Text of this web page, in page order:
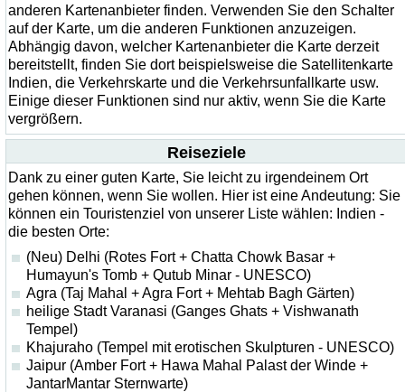
anderen Kartenanbieter finden. Verwenden Sie den Schalter
auf der Karte, um die anderen Funktionen anzuzeigen.
Abhängig davon, welcher Kartenanbieter die Karte derzeit
bereitstellt, finden Sie dort beispielsweise die Satellitenkarte
Indien, die Verkehrskarte und die Verkehrsunfallkarte usw.
Einige dieser Funktionen sind nur aktiv, wenn Sie die Karte
vergrößern.
Reiseziele
Dank zu einer guten Karte, Sie leicht zu irgendeinem Ort
gehen können, wenn Sie wollen. Hier ist eine Andeutung: Sie
können ein Touristenziel von unserer Liste wählen: Indien -
die besten Orte:
(Neu) Delhi (Rotes Fort + Chatta Chowk Basar +
Humayun's Tomb + Qutub Minar - UNESCO)
Agra (Taj Mahal + Agra Fort + Mehtab Bagh Gärten)
heilige Stadt Varanasi (Ganges Ghats + Vishwanath
Tempel)
Khajuraho (Tempel mit erotischen Skulpturen - UNESCO)
Jaipur (Amber Fort + Hawa Mahal Palast der Winde +
JantarMantar Sternwarte)